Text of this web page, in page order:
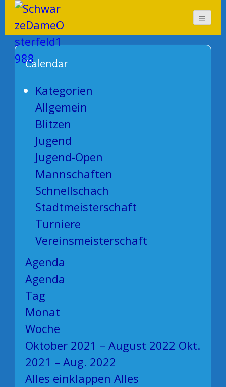
SchwarzeDameOsterf
eld1988
Calendar
Kategorien
Allgemein
Blitzen
Jugend
Jugend-Open
Mannschaften
Schnellschach
Stadtmeisterschaft
Turniere
Vereinsmeisterschaft
Agenda
Agenda
Tag
Monat
Woche
Oktober 2021 – August 2022 Okt.
2021 – Aug. 2022
Alles einklappen Alles